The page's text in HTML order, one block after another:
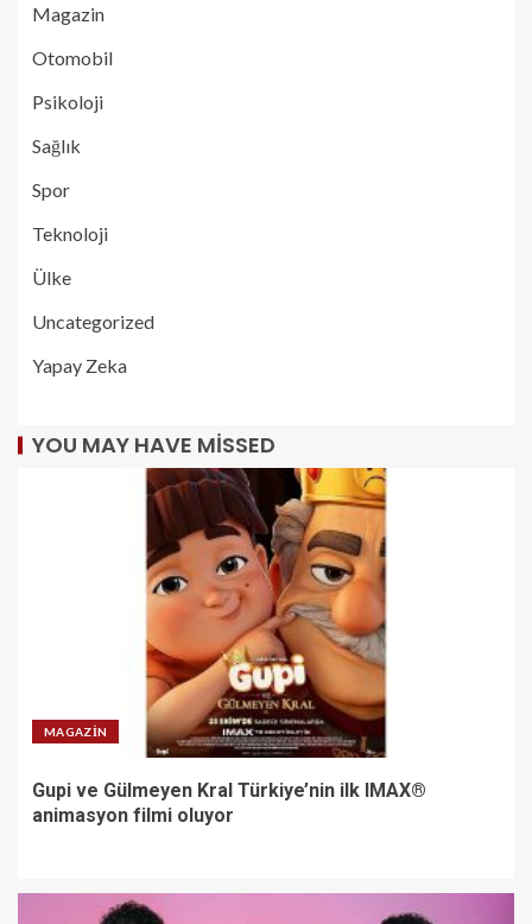
Magazin
Otomobil
Psikoloji
Sağlık
Spor
Teknoloji
Ülke
Uncategorized
Yapay Zeka
YOU MAY HAVE MISSED
MAGAZIN
Gupi ve Gülmeyen Kral Türkiye’nin ilk IMAX®
animasyon filmi oluyor